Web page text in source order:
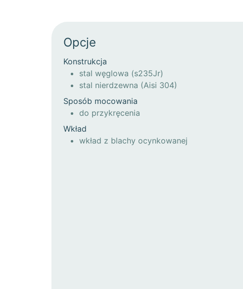
Opcje
Konstrukcja
stal węglowa (s235Jr)
stal nierdzewna (Aisi 304)
Sposób mocowania
do przykręcenia
Wkład
wkład z blachy ocynkowanej